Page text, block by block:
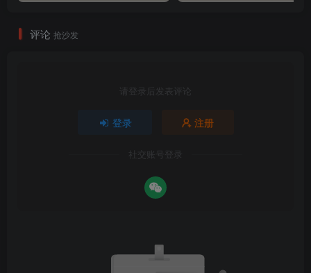
评论 抢沙发
请登录后发表评论
登录 注册
社交账号登录